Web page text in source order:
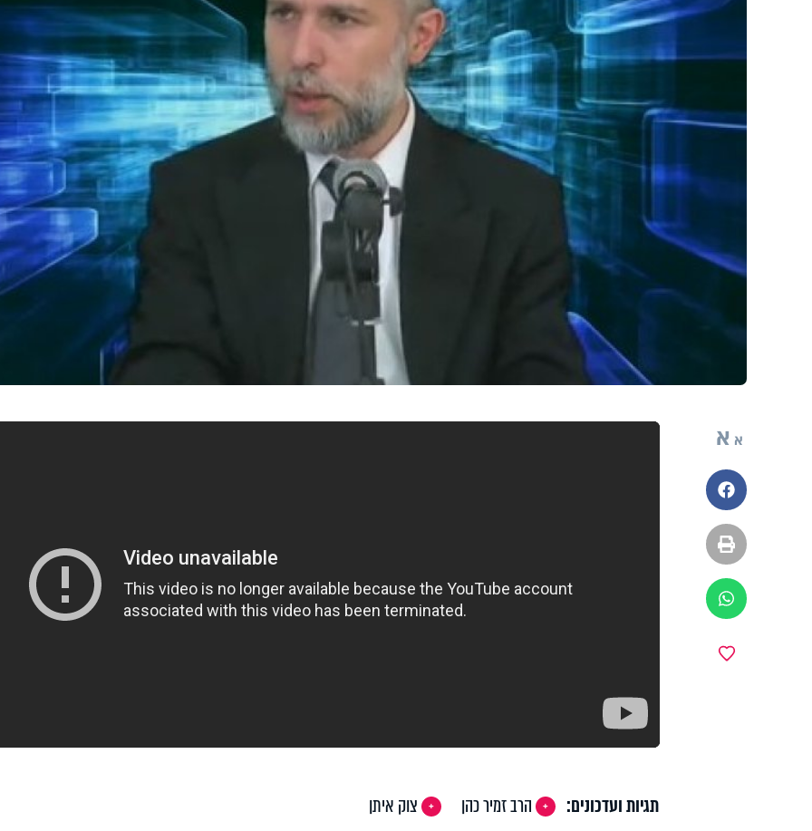
א א
פייסבוק
הדפסה
ווטסאפ
תגיות ועדכונים: הרב זמיר כהן צוק איתן